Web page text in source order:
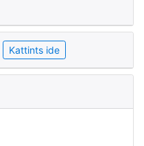
Kattints ide